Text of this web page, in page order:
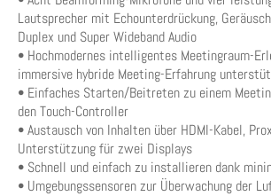
Lautsprecher mit Echounterdrückung,
Duplex und Super Wideband Audio
• Hochmodernes intelligentes Meetingraum-
immersive hybride Meeting-Erfahrung
• Einfaches Starten/Beitreten zu einem
den Touch-Controller
• Austausch von Inhalten über HDMI-Kabel,
Unterstützung für zwei Displays
• Schnell und einfach zu installieren dank
• Umgebungssensoren zur Überwachung der